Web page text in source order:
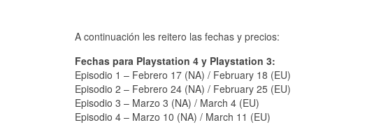
A continuación les reitero las fechas y precios:
Fechas para Playstation 4 y Playstation 3:
Episodio 1 – Febrero 17 (NA) / February 18 (EU)
Episodio 2 – Febrero 24 (NA) / February 25 (EU)
Episodio 3 – Marzo 3 (NA) / March 4 (EU)
Episodio 4 – Marzo 10 (NA) / March 11 (EU)